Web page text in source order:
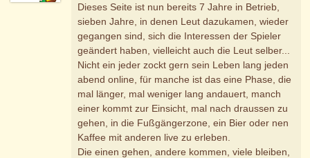
Dieses Seite ist nun bereits 7 Jahre in Betrieb,
sieben Jahre, in denen Leut dazukamen, wieder
gegangen sind, sich die Interessen der Spieler
geändert haben, vielleicht auch die Leut selber...
Nicht ein jeder zockt gern sein Leben lang jeden
abend online, für manche ist das eine Phase, die
mal länger, mal weniger lang andauert, manch
einer kommt zur Einsicht, mal nach draussen zu
gehen, in die Fußgängerzone, ein Bier oder nen
Kaffee mit anderen live zu erleben.
Die einen gehen, andere kommen, viele bleiben,